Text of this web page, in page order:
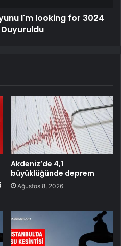
I'm looking for 3024
Akdeniz’de 4,1
büyüklüğünde deprem
Ağustos 8, 2026